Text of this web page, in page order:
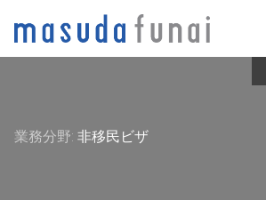
業務分野: 非移民ビザ